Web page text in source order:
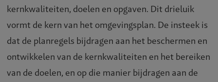
kernkwaliteiten, doelen en opgaven. Dit drieluik
vormt de kern van het omgevingsplan. De insteek is
dat de planregels bijdragen aan het beschermen en
ontwikkelen van de kernkwaliteiten en het bereiken
van de doelen, en op die manier bijdragen aan de